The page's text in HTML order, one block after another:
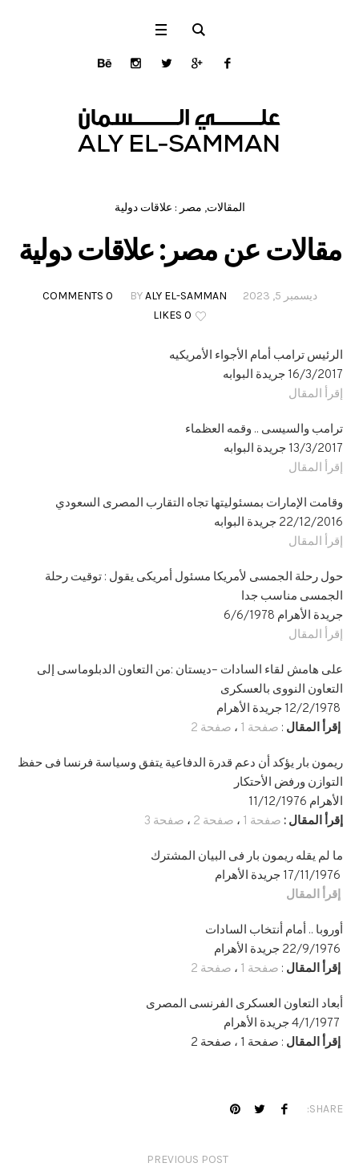
المقالات, مصر : علاقات دولية
مقالات عن مصر: علاقات دولية
ديسمبر 5, 2023 BYALY EL-SAMMAN
0 COMMENTS
0 LIKES
الرئيس ترامب أمام الأجواء الأمريكيه
16/3/2017 جريدة البوابه
إقرأ المقال
ترامب والسيسى .. وقمه العظماء
13/3/2017 جريدة البوابه
إقرأ المقال
وقامت الإمارات بمسئوليتها تجاه التقارب المصرى السعودي
22/12/2016 جريدة البوابه
إقرأ المقال
حول رحلة الجمسى لأمريكا مسئول أمريكى يقول : توقيت رحلة
الجمسى مناسب جدا
جريدة الأهرام 6/6/1978
إقرأ المقال
على هامش لقاء السادات –ديستان :من التعاون الدبلوماسى إلى
التعاون النووى بالعسكرى
إقرأ المقال : صفحة ، صفحة 2
ريمون بار يؤكد أن دعم قدرة الدفاعية يتفق وسياسة فرنسا فى حفظ
التوازن ورفض الأحتكار
الأهرام 11/12/1976
إقرأ المقال : صفحة 1 ، صفحة 2 ، صفحة 3
ما لم يقله ريمون بار فى البيان المشترك
إقرأ المقال
أوروبا .. أمام أنتخاب السادات
إقرأ المقال : صفحة ، صفحة 2
أبعاد التعاون العسكرى الفرنسى المصرى
إقرأ المقال : صفحة 1 ، صفحة 2
SHARE:
PREVIOUS POST